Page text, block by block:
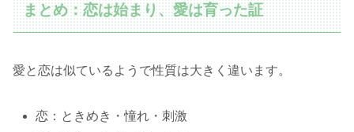
まとめ：恋は始まり、愛は育った証
愛と恋は似ているようで性質は大きく違います。
恋：ときめき・憧れ・刺激